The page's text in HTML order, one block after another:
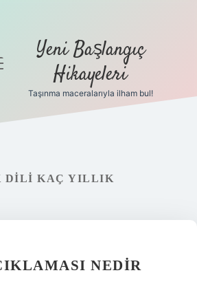
Yeni Başlangıç
Hikayeleri
Taşınma maceralarıyla ilham bul!
DILI KAÇ YILLIK
NEDIR